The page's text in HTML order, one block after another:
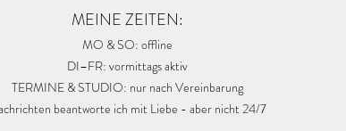
MEINE ZEITEN:
MO & SO: offline
DI–FR: vormittags aktiv
TERMINE & STUDIO: nur nach Vereinbarung
beantworte ich mit Liebe - aber nicht 24/7